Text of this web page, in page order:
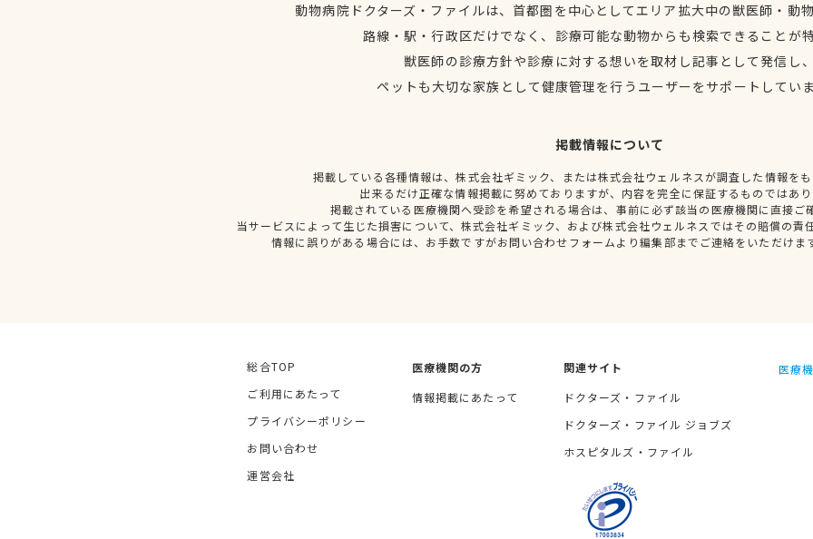
動物病院ドクターズ・ファイルは、首都圏を中心としてエリア拡大中の獣医師・動
路線・駅・行政区だけでなく、診療可能な動物からも検索できることが
獣医師の診療方針や診療に対する想いを取材し記事として発信し
ペットも大切な家族として健康管理を行うユーザーをサポートしてい
掲載情報について
掲載している各種情報は、株式会社ギミック、または株式会社ウェルネスが調査した情報を
出来るだけ正確な情報掲載に努めておりますが、内容を完全に保証するものではあ
掲載されている医療機関へ受診を希望される場合は、事前に必ず該当の医療機関に直接ご
当サービスによって生じた損害について、株式会社ギミック、および株式会社ウェルネスではその賠償の責
情報に誤りがある場合には、お手数ですがお問い合わせフォームより編集部までご連絡をいただけま
総合TOP
ご利用にあたって
プライバシーポリシー
お問い合わせ
運営会社
医療機関の方
情報掲載にあたって
関連サイト
ドクターズ・ファイル
ドクターズ・ファイル ジョブズ
ホスピタルズ・ファイル
医療